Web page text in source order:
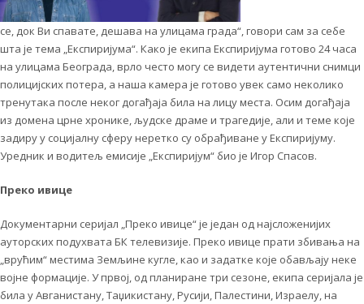
се, док Ви спавате, дешава на улицама града“, говори сам за себе
шта је тема „Експиријума“. Како је екипа Експиријума готово 24 часа
на улицама Београда, врло често могу се видети аутентични снимци
полицијских потера, а наша камера је готово увек само неколико
тренутака после неког догађаја била на лицу места. Осим догађаја
из домена црне хронике, људске драме и трагедије, али и теме које
задиру у социјалну сферу неретко су обрађиване у Експиријуму.
Уредник и водитељ емисије „Експиријум“ био је Игор Спасов.
Преко ивице
Документарни серијал „Преко ивице“ је један од најсложенијих
ауторских подухвата БК телевизије. Преко ивице прати збивања на
„врућим“ местима Земљине кугле, као и задатке које обављају неке
војне формације. У првој, од планиране три сезоне, екипа серијала је
била у Авганистану, Таџикистану, Русији, Палестини, Израелу, на